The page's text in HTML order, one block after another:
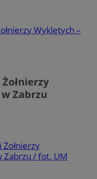
Wyklętych –
Zabrzu